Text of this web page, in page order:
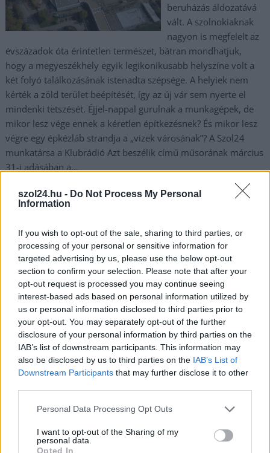
szol24.hu - Do Not Process My Personal
Information
If you wish to opt-out of the sale, sharing to third parties, or
processing of your personal or sensitive information for
targeted advertising by us, please use the below opt-out
section to confirm your selection. Please note that after your
opt-out request is processed you may continue seeing
interest-based ads based on personal information utilized by
us or personal information disclosed to third parties prior to
your opt-out. You may separately opt-out of the further
disclosure of your personal information by third parties on the
IAB’s list of downstream participants. This information may
also be disclosed by us to third parties on the IAB’s List of
Downstream Participants that may further disclose it to other
Please note that this website/app uses one or more Google
not limited to your visit or usage behaviour. You may click to
grant or deny consent to Google and its third-party tags to
Personal Data Processing Opt Outs
I want to opt-out of the Sharing of my
personal data.
Opted In
beruházás áldozatává
vált. A szolnokiaknak
nagyon is megfelelt az
évszázadok óta érintetlen természet, bátran mondhatjuk,
hogy a megyeszékhely egyik legikonikusabb helyszíne volt a
két folyó találkozásának istenadta szépsége. A helyiek nem
kérték a zöld terület beépítését, így az új vár sem nyerte el
mindenki tetszését. Éjjel-nappal gurulnak a munkagépek, de
mikor lesz vége ennek a kéretlen építkezésnek? És mikor lesz
végre egy épkézláb strandja a „vizek városának”? A Szol24
munkatársa a Klubrádió Azt beszélik című műsorának március
31-i adásában a…
TOVÁBB OLVASOM
józsa márta,klubrádió,látogatóközpont,szol24,tiszaligeti strand, torkolat
,vizek városa,zagyva